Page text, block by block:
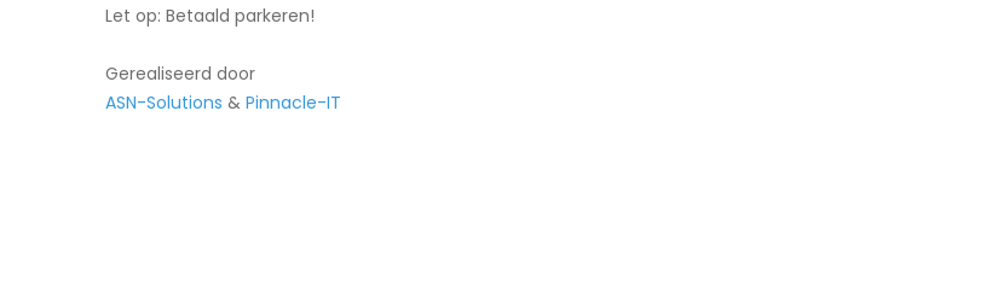
Let op: Betaald parkeren!
Gerealiseerd door
ASN-Solutions & Pinnacle-IT